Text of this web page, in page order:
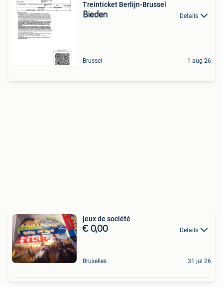
Treinticket Berlijn-Brussel
Bieden Details
Brussel 1 aug 26
jeux de société
€ 0,00 Details
Bruxelles 31 jul 26